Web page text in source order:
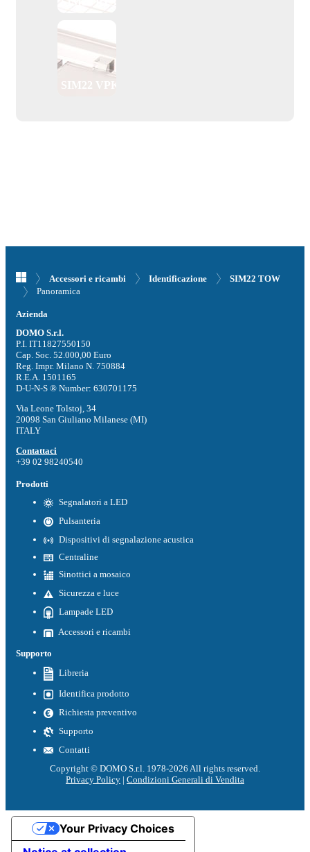
SIM22 VPK
Accessori e ricambi Identificazione
SIM22 TOW
Panoramica
Azienda
DOMO S.r.l.
P.I. IT11827550150
Cap. Soc. 52.000,00 Euro
Reg. Impr. Milano N. 750884
R.E.A. 1501165
D-U-N-S ® Number: 630701175
Via Leone Tolstoj, 34
20098 San Giuliano Milanese (MI)
ITALY
Contattaci
+39 02 98240540
Prodotti
Segnalatori a LED
Pulsanteria
Dispositivi di segnalazione acustica
Centraline
Sinottici a mosaico
Sicurezza e luce
Lampade LED
Accessori e ricambi
Supporto
Libreria
Identifica prodotto
Richiesta preventivo
Supporto
Contatti
Copyright © DOMO S.r.l. 1978-2026 All rights reserved.
Privacy Policy | Condizioni Generali di Vendita
Your Privacy Choices